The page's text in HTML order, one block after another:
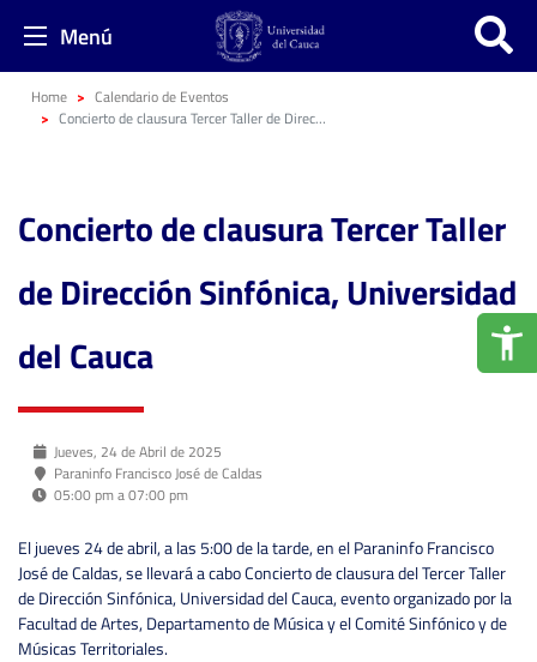
Menú
Home
Calendario de Eventos
Concierto de clausura Tercer Taller de Dirección Sinfónica, Universidad del Cauca
Concierto de clausura Tercer Taller
de Dirección Sinfónica, Universidad
del Cauca
Jueves, 24 de Abril de 2025
Paraninfo Francisco José de Caldas
05:00 pm a 07:00 pm
El jueves 24 de abril, a las 5:00 de la tarde, en el Paraninfo Francisco
José de Caldas, se llevará a cabo Concierto de clausura del Tercer Taller
de Dirección Sinfónica, Universidad del Cauca, evento organizado por la
Facultad de Artes, Departamento de Música y el Comité Sinfónico y de
Músicas Territoriales.